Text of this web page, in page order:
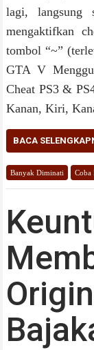
lagi,
mengaktifkan
tombol “~”
GTA V
Cheat PS3 &
Kanan, Kiri,
BACA
Banyak Diminati Coba